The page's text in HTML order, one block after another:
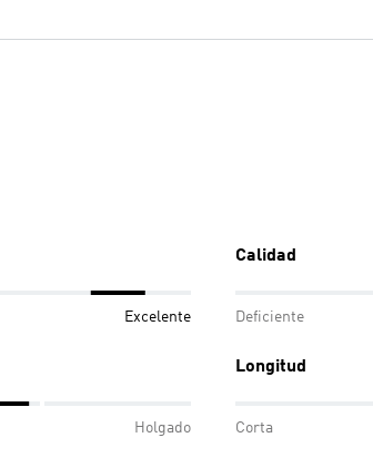
Excelente
Calidad
Deficiente
Holgado
Longitud
Corta